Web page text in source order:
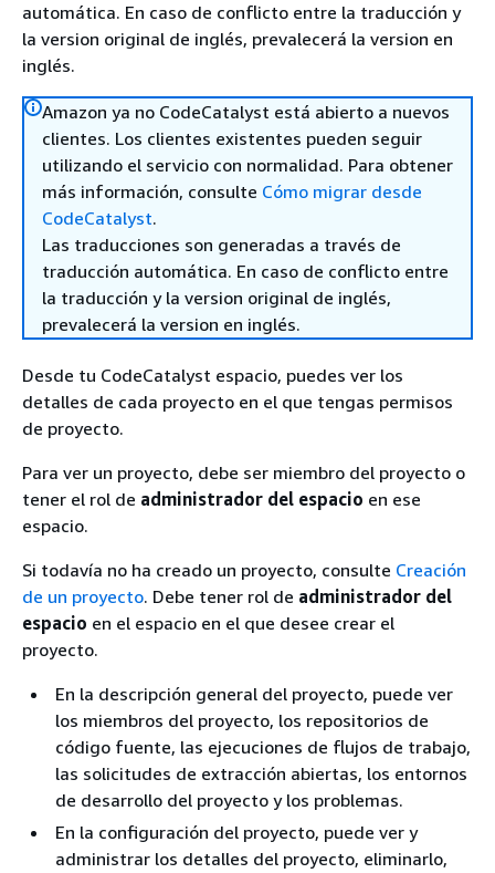
automática. En caso de conflicto entre la traducción y
la version original de inglés, prevalecerá la version en
inglés.
Amazon ya no CodeCatalyst está abierto a nuevos
clientes. Los clientes existentes pueden seguir
utilizando el servicio con normalidad. Para obtener
más información, consulte Cómo migrar desde
CodeCatalyst.
Las traducciones son generadas a través de
traducción automática. En caso de conflicto entre
la traducción y la version original de inglés,
prevalecerá la version en inglés.
Desde tu CodeCatalyst espacio, puedes ver los
detalles de cada proyecto en el que tengas permisos
de proyecto.
Para ver un proyecto, debe ser miembro del proyecto o
tener el rol de administrador del espacio en ese
espacio.
Si todavía no ha creado un proyecto, consulte Creación
de un proyecto. Debe tener rol de administrador del
espacio en el espacio en el que desee crear el
proyecto.
En la descripción general del proyecto, puede ver
los miembros del proyecto, los repositorios de
código fuente, las ejecuciones de flujos de trabajo,
las solicitudes de extracción abiertas, los entornos
de desarrollo del proyecto y los problemas.
En la configuración del proyecto, puede ver y
administrar los detalles del proyecto, eliminarlo,